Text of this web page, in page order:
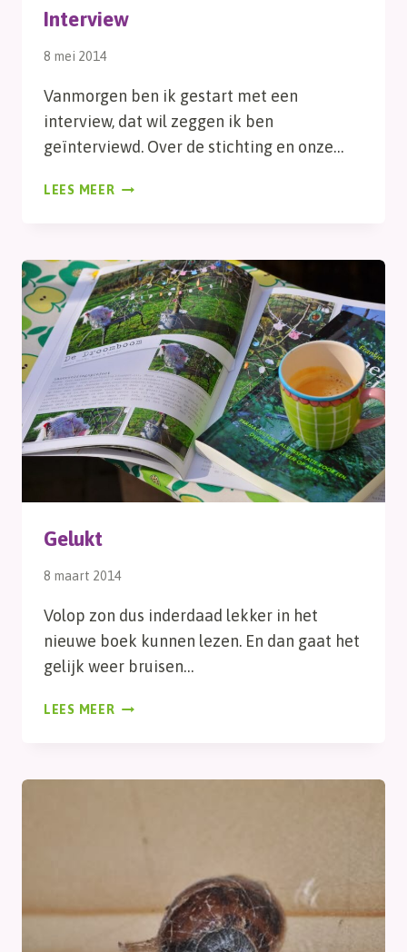
Interview
8 mei 2014
Vanmorgen ben ik gestart met een
interview, dat wil zeggen ik ben
geïnterviewd. Over de stichting en onze…
LEES MEER INTERVIEW
Gelukt
8 maart 2014
Volop zon dus inderdaad lekker in het
nieuwe boek kunnen lezen. En dan gaat het
gelijk weer bruisen…
LEES MEER GELUKT